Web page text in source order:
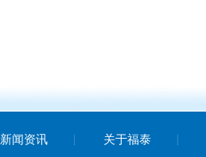
新闻资讯 关于福泰